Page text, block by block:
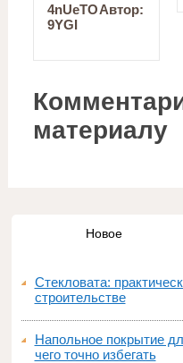
Автор:
4nUeTO
9YGI
материалу
Новое
Стекловата:
строительстве
Напольное покрытие
чего точно избегать